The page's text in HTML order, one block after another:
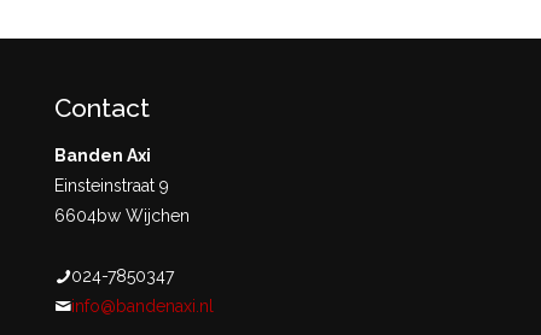
Contact
Banden Axi
Einsteinstraat 9
6604bw Wijchen
024-7850347
info@bandenaxi.nl